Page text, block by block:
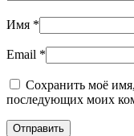
Имя *
Email *
Сохранить моё
последующих моих